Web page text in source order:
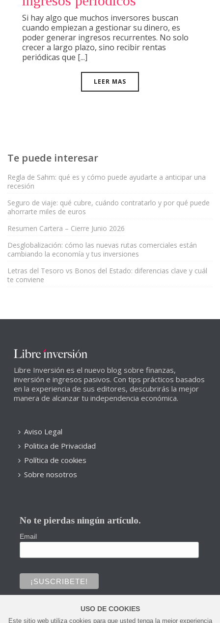
Si hay algo que muchos inversores buscan
cuando empiezan a gestionar su dinero, es
poder generar ingresos recurrentes. No solo
crecer a largo plazo, sino recibir rentas
periódicas que [...]
LEER MAS
Te puede interesar
Regla de Sahm: qué es y cómo puede ayudarte a anticipar una
recesión
Seguro de viaje: qué cubre, cuándo contratarlo y por qué puede
ahorrarte miles de euros
Resumen Cartera – Cierre Junio 2026
Desglobalización: cómo las nuevas rutas comerciales están
cambiando la economía y tus inversiones
Letras del Tesoro vs Bonos del Estado: diferencias clave y cuál
te conviene
Libre Inversión es el nuevo blog sobre finanzas,
inversión e ingresos pasivos. Con tips prácticos basados
en la experiencia de sus editores, descubrirás la mejor
manera de alcanzar tu independencia económica.
Aviso Legal
Politica de Privacidad
Política de cookies
Sobre nosotros
No te pierdas ningún artículo.
Email
USO DE COOKIES
Este sitio web utiliza cookies para que usted tenga la mejor experiencia